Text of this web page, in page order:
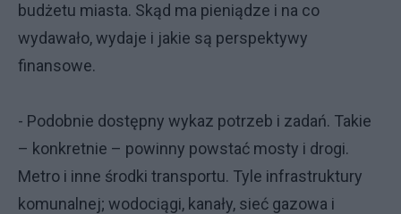
budżetu miasta. Skąd ma pieniądze i na co
wydawało, wydaje i jakie są perspektywy
finansowe.
- Podobnie dostępny wykaz potrzeb i zadań. Takie
– konkretnie – powinny powstać mosty i drogi.
Metro i inne środki transportu. Tyle infrastruktury
komunalnej; wodociągi, kanały, sieć gazowa i